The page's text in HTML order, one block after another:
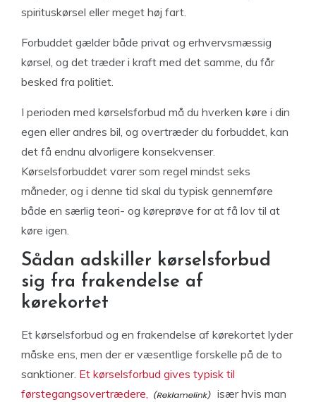
spirituskørsel eller meget høj fart.
Forbuddet gælder både privat og erhvervsmæssig
kørsel, og det træder i kraft med det samme, du får
besked fra politiet.
I perioden med kørselsforbud må du hverken køre i din
egen eller andres bil, og overtræder du forbuddet, kan
det få endnu alvorligere konsekvenser.
Kørselsforbuddet varer som regel mindst seks
måneder, og i denne tid skal du typisk gennemføre
både en særlig teori- og køreprøve for at få lov til at
køre igen.
Sådan adskiller kørselsforbud
sig fra frakendelse af
kørekortet
Et kørselsforbud og en frakendelse af kørekortet lyder
måske ens, men der er væsentlige forskelle på de to
sanktioner. Et kørselsforbud gives typisk til
førstegangsovertrædere,
især hvis man